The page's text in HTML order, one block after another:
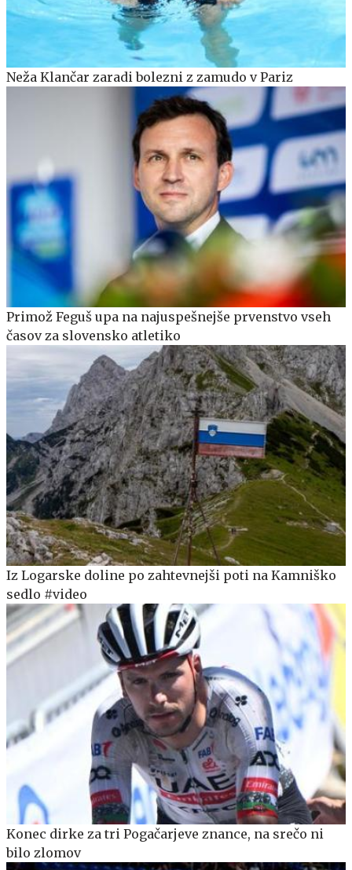
Neža Klančar zaradi bolezni z zamudo v Pariz
Primož Feguš upa na najuspešnejše prvenstvo vseh
časov za slovensko atletiko
Iz Logarske doline po zahtevnejši poti na Kamniško
sedlo #video
Konec dirke za tri Pogačarjeve znance, na srečo ni
bilo zlomov